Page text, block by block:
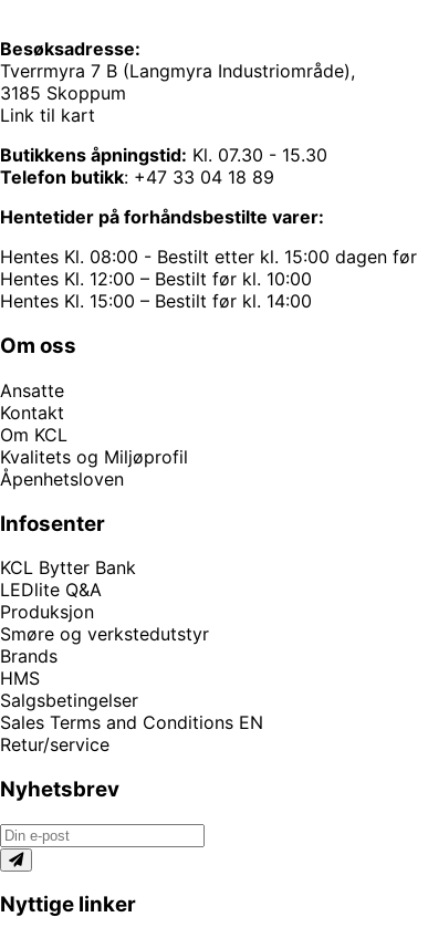
Besøksadresse:
Tverrmyra 7 B (Langmyra Industriområde),
3185 Skoppum
Link til kart
Butikkens åpningstid: Kl. 07.30 - 15.30
Telefon butikk: +47 33 04 18 89
Hentetider på forhåndsbestilte varer:
Hentes Kl. 08:00 - Bestilt etter kl. 15:00 dagen før
Hentes Kl. 12:00 – Bestilt før kl. 10:00
Hentes Kl. 15:00 – Bestilt før kl. 14:00
Om oss
Ansatte
Kontakt
Om KCL
Kvalitets og Miljøprofil
Åpenhetsloven
Infosenter
KCL Bytter Bank
LEDlite Q&A
Produksjon
Smøre og verkstedutstyr
Brands
HMS
Salgsbetingelser
Sales Terms and Conditions EN
Retur/service
Nyhetsbrev
Nyttige linker